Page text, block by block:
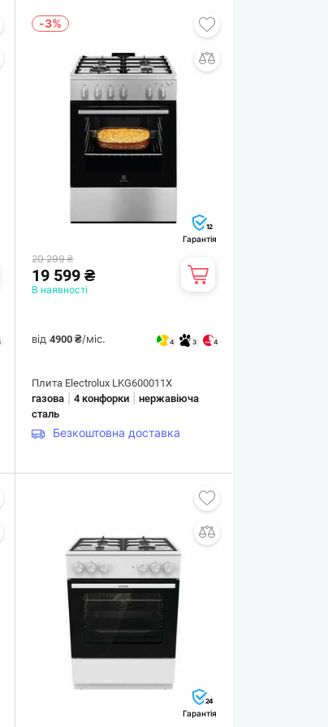
-3%
12
Гарантія
20 299 ₴
19 599 ₴
В наявності
від4900 ₴/міс. 4 3 4
Плита Electrolux LKG600011X
газова |4 конфорки |нержавіюча
сталь
Безкоштовна доставка
24
Гарантія